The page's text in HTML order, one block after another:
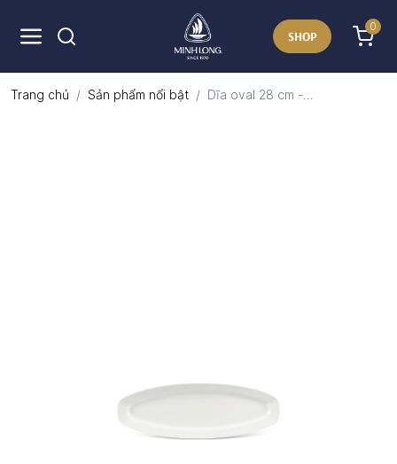
SHOP
0
Trang chủ Sản phẩm nổi bật Dĩa oval 28 cm -...